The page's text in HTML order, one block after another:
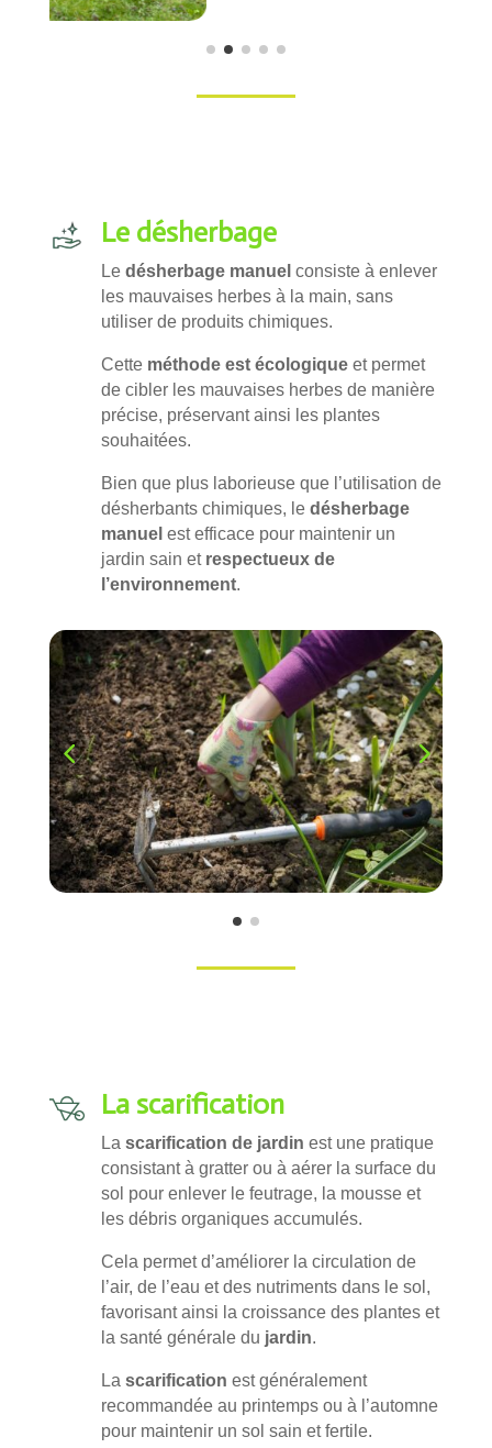
Le désherbage
Le désherbage manuel consiste à enlever
les mauvaises herbes à la main, sans
utiliser de produits chimiques.
Cette méthode est écologiqueet permet
de cibler les mauvaises herbes de manière
précise, préservant ainsi les plantes
souhaitées.
Bien que plus laborieuse que l’utilisation de
désherbants chimiques, le désherbage
manuel est efficace pour maintenir un
jardin sain et respectueux de
l’environnement.
La scarification
La scarification de jardin est une pratique
consistant à gratter ou à aérer la surface du
sol pour enlever le feutrage, la mousse et
les débris organiques accumulés.
Cela permet d’améliorer la circulation de
l’air, de l’eau et des nutriments dans le sol,
favorisant ainsi la croissance des plantes et
la santé générale du jardin.
La scarification est généralement
recommandée au printemps ou à l’automne
pour maintenir un sol sain et fertile.